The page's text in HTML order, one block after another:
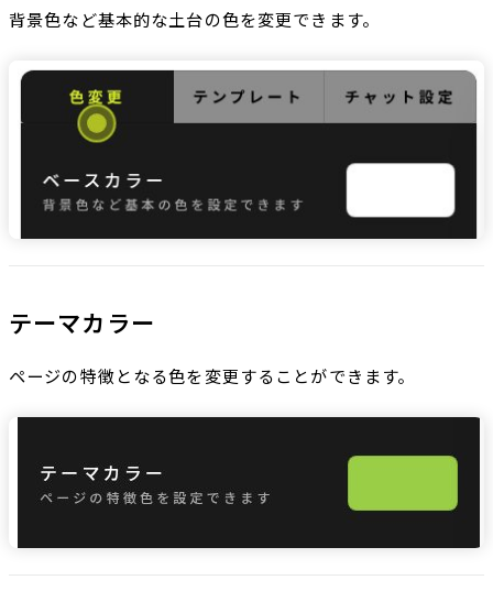
背景色など基本的な土台の色を変更できます。
テーマカラー
ページの特徴となる色を変更することができます。